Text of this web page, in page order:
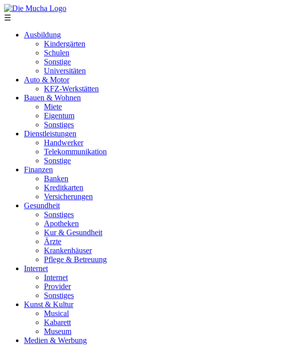
Direkt zum Inhalt
☰
Ausbildung
Kindergärten
Schulen
Sonstige
Universitäten
Auto & Motor
KFZ-Werkstätten
Bauen & Wohnen
Miete
Eigentum
Sonstiges
Dienstleistungen
Handwerker
Telekommunikation
Sonstige
Finanzen
Banken
Kreditkarten
Versicherungen
Gesundheit
Sonstiges
Apotheken
Kur & Gesundheit
Ärzte
Krankenhäuser
Pflege & Betreuung
Internet
Internet
Provider
Sonstiges
Kunst & Kultur
Musical
Kabarett
Museum
Medien & Werbung